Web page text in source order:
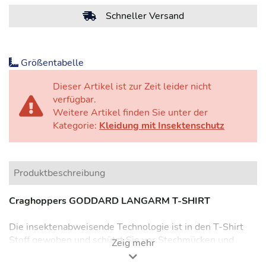
Schneller Versand
Größentabelle
Dieser Artikel ist zur Zeit leider nicht
verfügbar.
Weitere Artikel finden Sie unter der
Kategorie: Kleidung mit Insektenschutz
Produktbeschreibung
Craghoppers GODDARD LANGARM T-SHIRT
Die insektenabweisende Technologie ist in den T-Shirt
Stoff gewoben und schützt Sie vor Stechmücken und
anderen beißenden, krankheitsübertragenden Insekten.
Zeig mehr